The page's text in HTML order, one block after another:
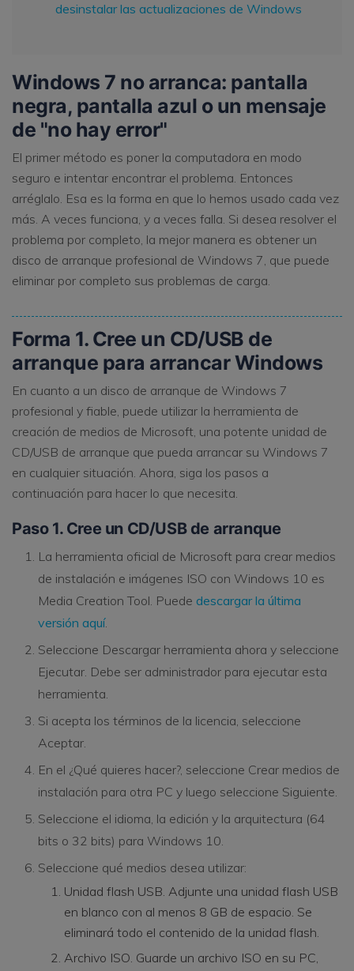
desinstalar las actualizaciones de Windows
Windows 7 no arranca: pantalla
negra, pantalla azul o un mensaje
de "no hay error"
El primer método es poner la computadora en modo
seguro e intentar encontrar el problema. Entonces
arréglalo. Esa es la forma en que lo hemos usado cada vez
más. A veces funciona, y a veces falla. Si desea resolver el
problema por completo, la mejor manera es obtener un
disco de arranque profesional de Windows 7, que puede
eliminar por completo sus problemas de carga.
Forma 1. Cree un CD/USB de
arranque para arrancar Windows
En cuanto a un disco de arranque de Windows 7
profesional y fiable, puede utilizar la herramienta de
creación de medios de Microsoft, una potente unidad de
CD/USB de arranque que pueda arrancar su Windows 7
en cualquier situación. Ahora, siga los pasos a
continuación para hacer lo que necesita.
Paso 1. Cree un CD/USB de arranque
La herramienta oficial de Microsoft para crear medios
de instalación e imágenes ISO con Windows 10 es
Media Creation Tool. Puede descargar la última
versión aquí.
Seleccione Descargar herramienta ahora y seleccione
Ejecutar. Debe ser administrador para ejecutar esta
herramienta.
Si acepta los términos de la licencia, seleccione
Aceptar.
En el ¿Qué quieres hacer?, seleccione Crear medios de
instalación para otra PC y luego seleccione Siguiente.
Seleccione el idioma, la edición y la arquitectura (64
bits o 32 bits) para Windows 10.
Seleccione qué medios desea utilizar:
Unidad flash USB. Adjunte una unidad flash USB
en blanco con al menos 8 GB de espacio. Se
eliminará todo el contenido de la unidad flash.
Archivo ISO. Guarde un archivo ISO en su PC,